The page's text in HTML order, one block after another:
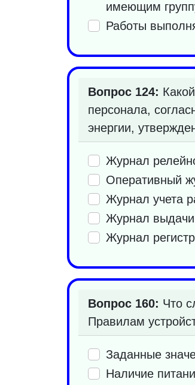
имеющим
Работы
Вопрос 124:
персонала,
энергии,
Журнал
Оперативный
Журнал учета
Журнал выдачи
Журнал
Вопрос 160: Что
Правилам
Заданные
Наличие